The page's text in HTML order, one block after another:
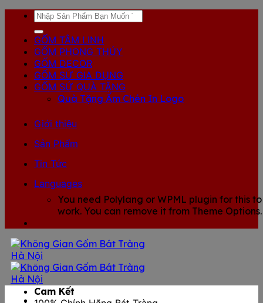
content
Tìm
GỐM TÂM LINH
GỐM PHONG THỦY
GỐM DECOR
GỐM SỨ GIA DỤNG
GỐM SỨ QUÀ TẶNG
Quà Tặng Ấm Chén In Logo
Giới thiệu
Sản Phẩm
Tin Tức
Languages
You need Polylang or WPML plugin for this to
work. You can remove it from Theme Options.
Cam Kết